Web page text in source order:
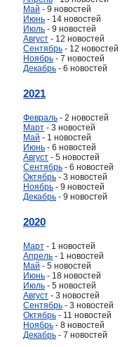
Май - 9 новостей
Июнь - 14 новостей
Июль - 9 новостей
Август - 12 новостей
Сентябрь - 12 новостей
Ноябрь - 7 новостей
Декабрь - 6 новостей
2021
Февраль - 2 новостей
Март - 3 новостей
Май - 1 новостей
Июнь - 6 новостей
Август - 5 новостей
Сентябрь - 6 новостей
Октябрь - 3 новостей
Ноябрь - 9 новостей
Декабрь - 9 новостей
2020
Март - 1 новостей
Апрель - 1 новостей
Май - 5 новостей
Июнь - 18 новостей
Июль - 5 новостей
Август - 3 новостей
Сентябрь - 3 новостей
Октябрь - 11 новостей
Ноябрь - 8 новостей
Декабрь - 7 новостей